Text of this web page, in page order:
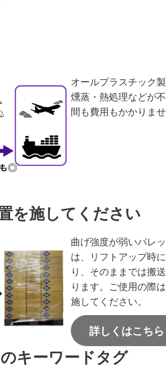
オールプラスチック
燻蒸・熱処理などが
間も費用もかかりませ
を施してください
曲げ強度が弱いパレ
は、リフトアップ時
り、そのままでは搬
ります。ご使用の際
施してください。
詳しくはこちら
キーワードタグ